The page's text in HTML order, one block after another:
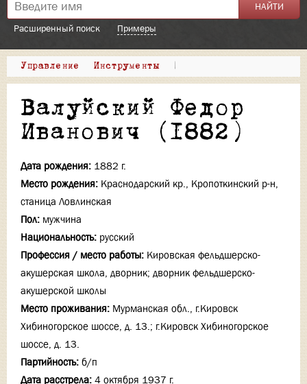
Расширенный поиск Примеры
Управление Инструменты |
Валуйский Федор
Иванович (1882)
Дата рождения: 1882 г.
Место рождения: Краснодарский кр., Кропоткинский р-н,
станица Ловлинская
Пол: мужчина
Национальность: русский
Профессия / место работы: Кировская фельдшерско-
акушерская школа, дворник; дворник фельдшерско-
акушерской школы
Место проживания: Мурманская обл., г.Кировск
Хибиногорское шоссе, д. 13.; г.Кировск Хибиногорское
шоссе, д. 13.
Партийность: б/п
Дата расстрела: 4 октября 1937 г.